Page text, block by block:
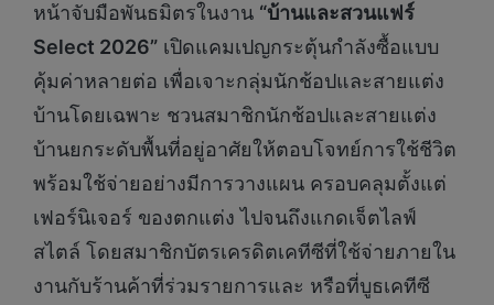
หน้าจับมือพันธมิตรในงาน “บ้านและสวนแฟร์
Select 2026” เปิดแคมเปญกระตุ้นกำลังซื้อแบบ
คุ้มค่าหลายต่อ เพื่อเจาะกลุ่มนักช้อปและสายแต่ง
บ้านโดยเฉพาะ ชวนสมาชิกนักช้อปและสายแต่ง
บ้านยกระดับพื้นที่อยู่อาศัยให้ตอบโจทย์การใช้ชีวิต
พร้อมใช้จ่ายอย่างมีการวางแผน ครอบคลุมตั้งแต่
เฟอร์นิเจอร์ ของตกแต่ง ไปจนถึงแกดเจ็ตไลฟ์
สไตล์ โดยสมาชิกบัตรเครดิตเคทีซีที่ใช้จ่ายภายใน
งานกับร้านค้าที่ร่วมรายการและ หรือที่บูธเคทีซี